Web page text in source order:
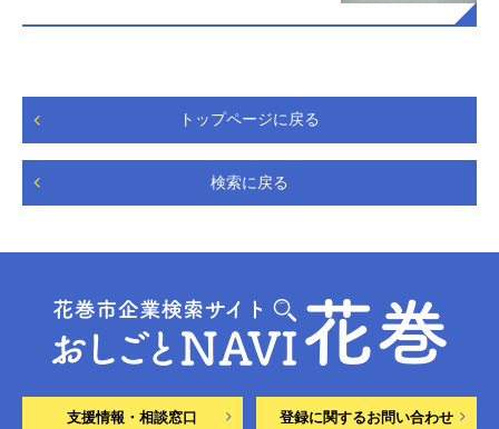
トップページに戻る
検索に戻る
支援情報・相談窓口 登録に関するお問い合わせ